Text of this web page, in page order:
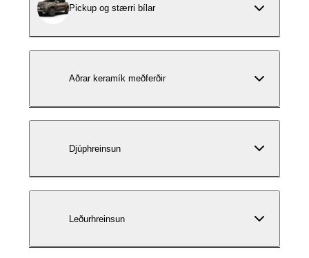
Pickup og stærri bílar
Aðrar keramík meðferðir
Djúphreinsun
Leðurhreinsun